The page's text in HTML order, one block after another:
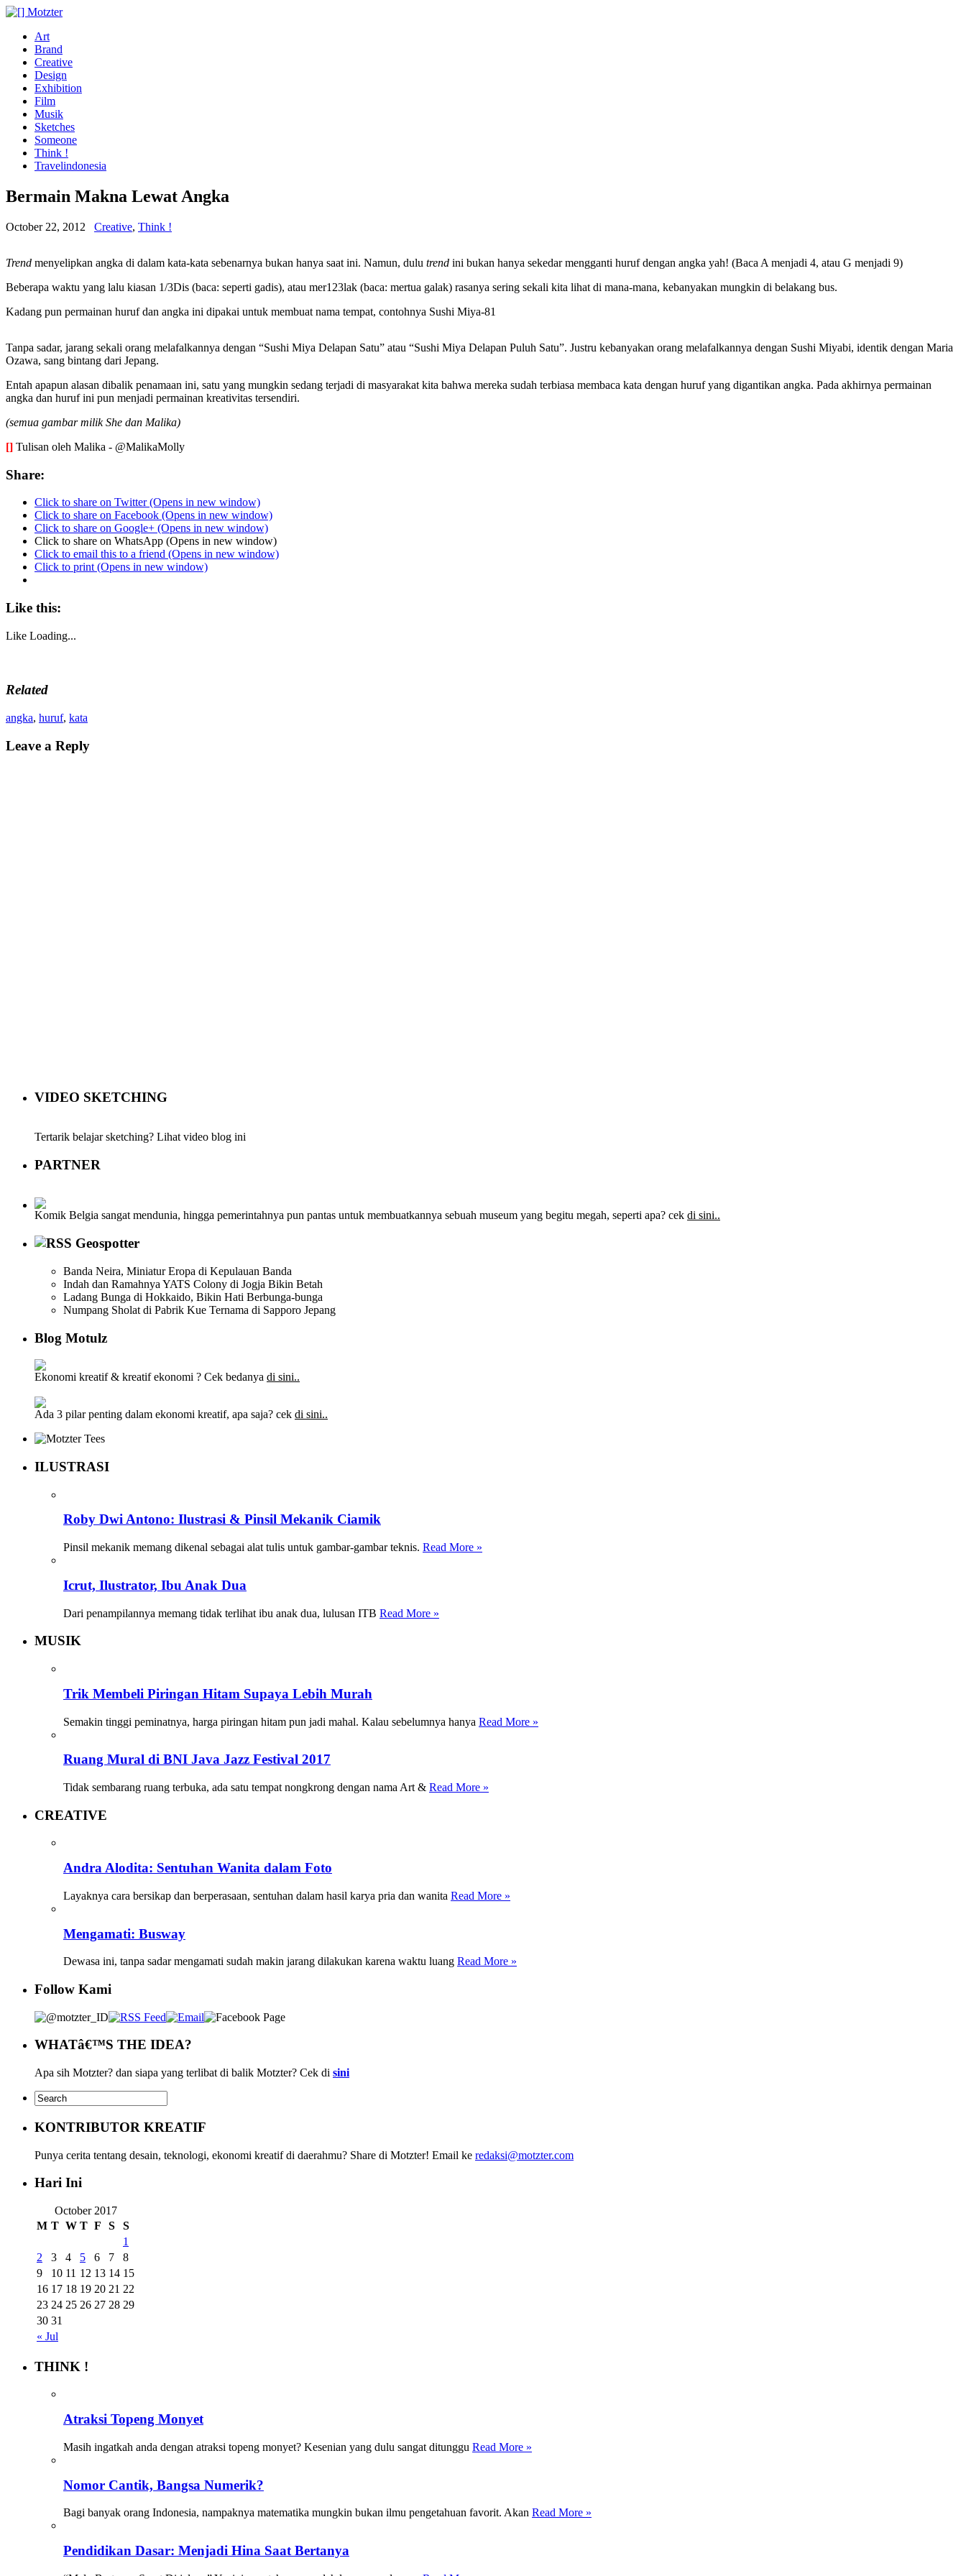
Art
Brand
Creative
Design
Exhibition
Film
Musik
Sketches
Someone
Think !
Travelindonesia
Bermain Makna Lewat Angka
October 22, 2012 Creative, Think !
Trend menyelipkan angka di dalam kata-kata sebenarnya bukan hanya saat ini. Namun, dulu trend ini bukan hanya sekedar mengganti huruf dengan angka yah! (Baca A menjadi 4, atau G menjadi 9)
Beberapa waktu yang lalu kiasan 1/3Dis (baca: seperti gadis), atau mer123lak (baca: mertua galak) rasanya sering sekali kita lihat di mana-mana, kebanyakan mungkin di belakang bus.
Kadang pun permainan huruf dan angka ini dipakai untuk membuat nama tempat, contohnya Sushi Miya-81
Tanpa sadar, jarang sekali orang melafalkannya dengan “Sushi Miya Delapan Satu” atau “Sushi Miya Delapan Puluh Satu”. Justru kebanyakan orang melafalkannya dengan Sushi Miyabi, identik dengan Maria
Ozawa, sang bintang dari Jepang.
Entah apapun alasan dibalik penamaan ini, satu yang mungkin sedang terjadi di masyarakat kita bahwa mereka sudah terbiasa membaca kata dengan huruf yang digantikan angka. Pada akhirnya permainan
angka dan huruf ini pun menjadi permainan kreativitas tersendiri.
(semua gambar milik She dan Malika)
[] Tulisan oleh Malika - @MalikaMolly
Share:
Click to share on Twitter (Opens in new window)
Click to share on Facebook (Opens in new window)
Click to share on Google+ (Opens in new window)
Click to share on WhatsApp (Opens in new window)
Click to email this to a friend (Opens in new window)
Click to print (Opens in new window)
Like this:
Like Loading...
Related
angka, huruf, kata
Leave a Reply
VIDEO SKETCHING
Tertarik belajar sketching? Lihat video blog ini
PARTNER
Komik Belgia sangat mendunia, hingga pemerintahnya pun pantas untuk membuatkannya sebuah museum yang begitu megah, seperti apa? cek di sini..
Geospotter
Banda Neira, Miniatur Eropa di Kepulauan Banda
Indah dan Ramahnya YATS Colony di Jogja Bikin Betah
Ladang Bunga di Hokkaido, Bikin Hati Berbunga-bunga
Numpang Sholat di Pabrik Kue Ternama di Sapporo Jepang
Blog Motulz
Ekonomi kreatif & kreatif ekonomi ? Cek bedanya di sini..
Ada 3 pilar penting dalam ekonomi kreatif, apa saja? cek di sini..
ILUSTRASI
Roby Dwi Antono: Ilustrasi & Pinsil Mekanik Ciamik
Pinsil mekanik memang dikenal sebagai alat tulis untuk gambar-gambar teknis. Read More »
Icrut, Ilustrator, Ibu Anak Dua
Dari penampilannya memang tidak terlihat ibu anak dua, lulusan ITB Read More »
MUSIK
Trik Membeli Piringan Hitam Supaya Lebih Murah
Semakin tinggi peminatnya, harga piringan hitam pun jadi mahal. Kalau sebelumnya hanya Read More »
Ruang Mural di BNI Java Jazz Festival 2017
Tidak sembarang ruang terbuka, ada satu tempat nongkrong dengan nama Art & Read More »
CREATIVE
Andra Alodita: Sentuhan Wanita dalam Foto
Layaknya cara bersikap dan berperasaan, sentuhan dalam hasil karya pria dan wanita Read More »
Mengamati: Busway
Dewasa ini, tanpa sadar mengamati sudah makin jarang dilakukan karena waktu luang Read More »
Follow Kami
WHATâ€™S THE IDEA?
Apa sih Motzter? dan siapa yang terlibat di balik Motzter? Cek di sini
KONTRIBUTOR KREATIF
Punya cerita tentang desain, teknologi, ekonomi kreatif di daerahmu? Share di Motzter! Email ke redaksi@motzter.com
Hari Ini
October 2017
M T W T F S S
« Jul
1
2
3 4 5 6 7
8
9
10 11 12 13 14 15
16 17 18 19 20 21 22
23 24 25 26 27 28 29
30 31
THINK !
Atraksi Topeng Monyet
Masih ingatkah anda dengan atraksi topeng monyet? Kesenian yang dulu sangat ditunggu Read More »
Nomor Cantik, Bangsa Numerik?
Bagi banyak orang Indonesia, nampaknya matematika mungkin bukan ilmu pengetahuan favorit. Akan Read More »
Pendidikan Dasar: Menjadi Hina Saat Bertanya